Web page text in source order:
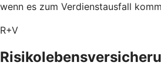
wenn es zum Verdienstausfall
R+V